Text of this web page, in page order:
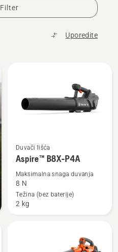
Filter
Uporedite
Pogledajte
više
Aspire™
B8X-
Duvači lišća
Aspire™ B8X-P4A
Maksimalna snaga duvanja
8 N
Težina (bez baterije)
2 kg